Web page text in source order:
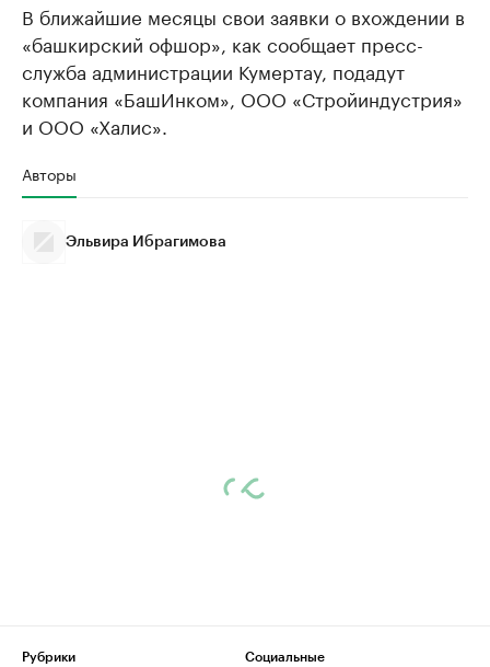
В ближайшие месяцы свои заявки о вхождении в
«башкирский офшор», как сообщает пресс-
служба администрации Кумертау, подадут
компания «БашИнком», ООО «Стройиндустрия»
и ООО «Халис».
Авторы
Эльвира Ибрагимова
Рубрики
Социальные